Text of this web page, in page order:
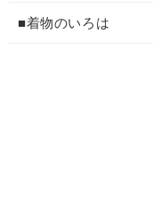
■着物のいろは